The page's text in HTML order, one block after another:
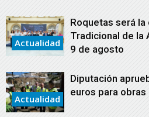
Actualidad
Roquetas será
Tradicional de la
9 de agosto
Actualidad
Diputación
euros para obras